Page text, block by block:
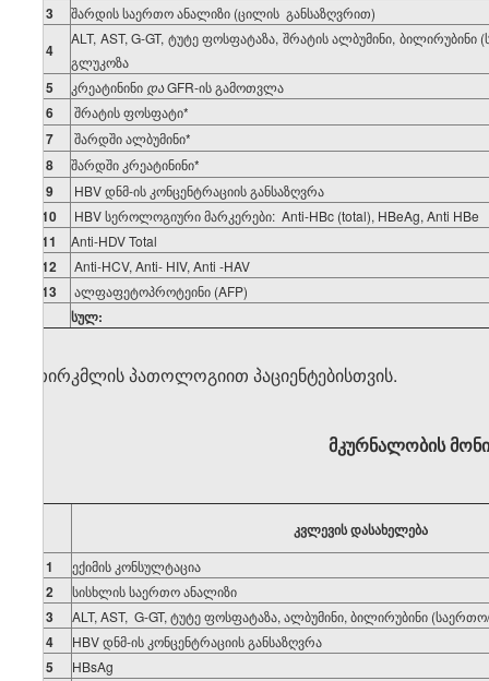
3 შარდის საერთო ანალიზი (ცილის განსაზღვრით)
4
ALT, AST, G-GT, ტუტე ფოსფატაზა, შრატის ალბუმინი,
გლუკოზა
5 კრეატინინი დაGFR-ის გამოთვლა
6 შრატის ფოსფატი*
7 შარდში ალბუმინი*
8 შარდში კრეატინინი*
9 HBV დნმ-ის კონცენტრაციის განსაზღვრა
10 HBV სეროლოგიური მარკერები: Anti-HBc (total), HBeAg, Anti HBe
11 Anti-HDV Total
12 Anti-HCV, Anti- HIV, Anti -HAV
13 ალფაფეტოპროტეინი (AFP)
სულ:
*თირკმლის პათოლოგიით პაციენტებისთვის.
მკურნალობის
კვლევის დასახელება
1
ექიმის კონსულტაცია
2 სისხლის საერთო ანალიზი
3 ALT, AST, G-GT, ტუტე ფოსფატაზა, ალბუმინი, ბილირუბინი
4 HBV დნმ-ის კონცენტრაციის განსაზღვრა
5 HBsAg